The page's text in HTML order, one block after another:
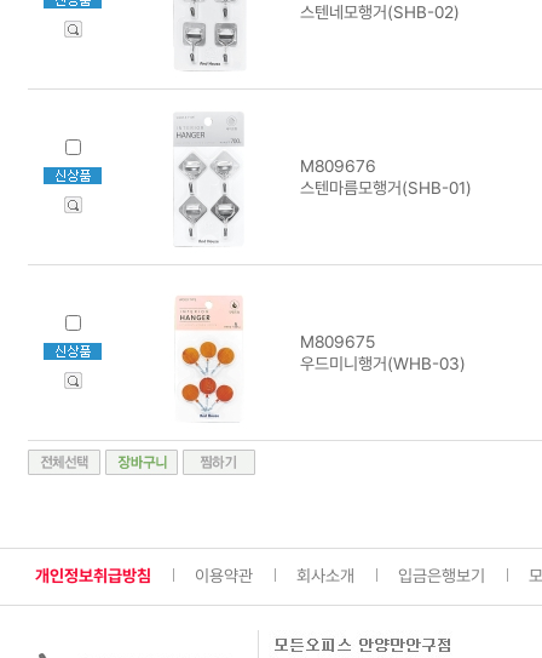
스텐네모행거(SHB-02)
M809676
스텐마름모행거(SHB-01)
M809675
우드미니행거(WHB-03)
개인정보취급방침 이용약관 회사소개 입금은행보기